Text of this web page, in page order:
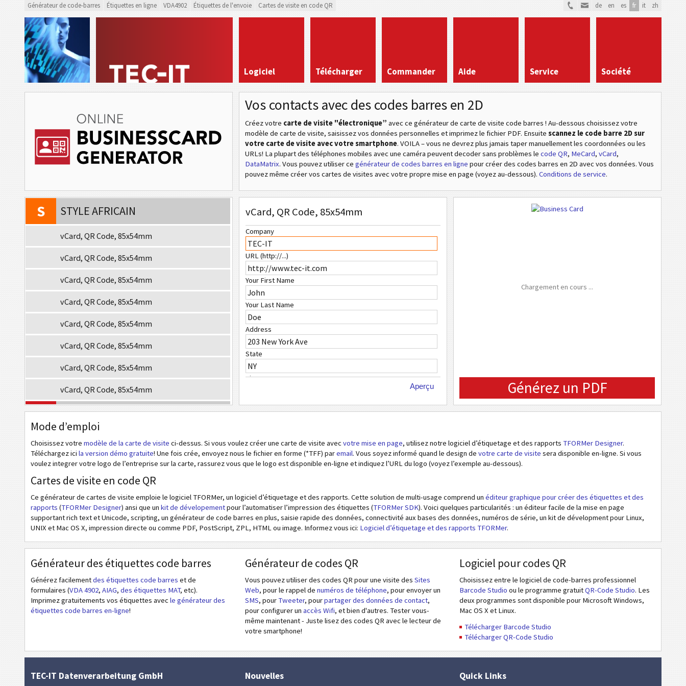
Générateur de code-barres Étiquettes en ligne VDA4902 Étiquettes de l'envoie Cartes de visite en code QR de en es fr it zh
Logiciel Télécharger Commander Aide Service Société
Vos contacts avec des codes barres en 2D
Créez votre carte de visite "électronique” avec ce générateur de carte de visite code barres ! Au-dessous choisissez votre
modèle de carte de visite, saisissez vos données personnelles et imprimez le fichier PDF. Ensuite scannez le code barre 2D sur
votre carte de visite avec votre smartphone. VOILA – vous ne devrez plus jamais taper manuellement les coordonnées ou les
URLs! La plupart des téléphones mobiles avec une caméra peuvent decoder sans problèmes le code QR, MeCard, vCard,
DataMatrix. Vous pouvez utiliser ce générateur de codes barres en ligne pour créer des codes barres en 2D avec vos données. Vous
pouvez même créer vos cartes de visites avec votre propre mise en page (voyez au-dessous). Conditions de service.
V VCARD
B BLANC
D DES FRUITS
S STYLE AFRICAIN
vCard, QR Code, 85x54mm
vCard, QR Code, 85x54mm
vCard, QR Code, 85x54mm
vCard, QR Code, 85x54mm
vCard, QR Code, 85x54mm
vCard, QR Code, 85x54mm
vCard, QR Code, 85x54mm
vCard, QR Code, 85x54mm
S STYLE ASIATIQUE
P PERSONNALISÉ
vCard, QR Code, 85x54mm
Company
URL (http://...)
Your First Name
Your Last Name
Address
State
City
ZIP Code
Phone Number
Email
Background (URL)
Aperçu
Chargement en cours ...
Générez un PDF
Mode d’emploi
Choisissez votre modèle de la carte de visite ci-dessus. Si vous voulez créer une carte de visite avec votre mise en page, utilisez notre logiciel d’étiquetage et des rapports TFORMer Designer.
Téléchargez ici la version démo gratuite! Une fois crée, envoyez nous le fichier en forme (*TFF) paremail. Vous soyez informé quand le design de votre carte de visite sera disponible en-ligne. Si vous
voulez integrer votre logo de l’entreprise sur la carte, rassurez vous que le logo est disponible en-ligne et indiquez l’URL du logo (voyez l’exemple au-dessous).
Cartes de visite en code QR
Ce générateur de cartes de visite emploie le logiciel TFORMer, un logiciel d’étiquetage et des rapports. Cette solution de multi-usage comprend un éditeur graphique pour créer des étiquettes et des
rapports (TFORMer Designer) ansi que un kit de dévelopementpour l’automatiser l’impression des étiquettes (TFORMer SDK). Voici quelques particularités : un éditeur facile de la mise en page
supportant rich text et Unicode, scripting, un générateur de code barres en plus, saisie rapide des données, connectivité aux bases des données, numéros de série, un kit de dévelopment pour Linux,
UNIX et Mac OS X, impression directe ou comme PDF, PostScript, ZPL, HTML ou image. Informez vous ici: Logiciel d’étiquetage et des rapports TFORMer.
Générateur des étiquettes code barres
Générez facilementdes étiquettes code barres et de
formulaires (VDA 4902, AIAG, des étiquettes MAT, etc).
Imprimez gratuitements vos étiquettes avec le générateur des
étiquettes code barres en-ligne!
Générateur de codes QR
Vous pouvez utiliser des codes QR pour une visite des Sites
Web, pour le rappel de numéros de téléphone, pour envoyer un
SMS, pourTweeter, pourpartager des données de contact,
pour configurer un accès Wifi, et bien d'autres. Tester vous-
même maintenant - Juste lisez des codes QR avec le lecteur de
votre smartphone!
Logiciel pour codes QR
Choisissez entre le logiciel de code-barres professionnel
Barcode Studio ou le programme gratuitQR-Code Studio. Les
deux programmes sont disponible pour Microsoft Windows,
Mac OS X et Linux.
Télécharger Barcode Studio
Télécharger QR-Code Studio
TEC-IT Datenverarbeitung GmbH Nouvelles Quick Links